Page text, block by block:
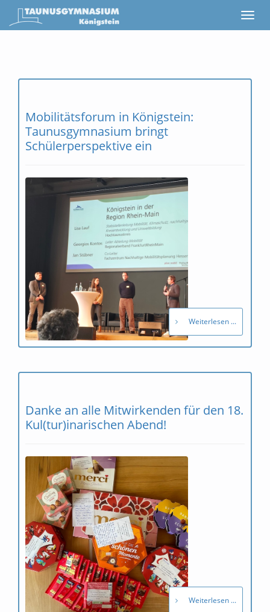
Mobilitätsforum in Königstein:
Taunusgymnasium bringt
Schülerperspektive ein
Weiterlesen ...
Danke an alle Mitwirkenden für den 18.
Kul(tur)inarischen Abend!
Weiterlesen ...